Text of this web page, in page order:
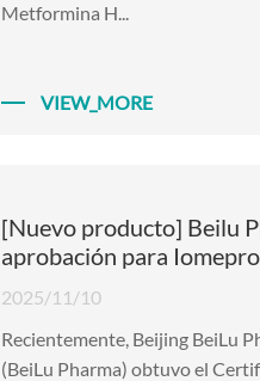
Metformina H...
VIEW_MORE
[Nuevo producto] Beilu
aprobación para
2025/11/10
Recientemente, Beijing BeiLu
(BeiLu Pharma) obtuvo el